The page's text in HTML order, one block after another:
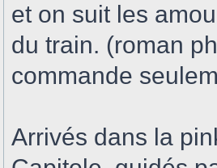
et on suit les
du train. (roman
commande
Arrivés dans la